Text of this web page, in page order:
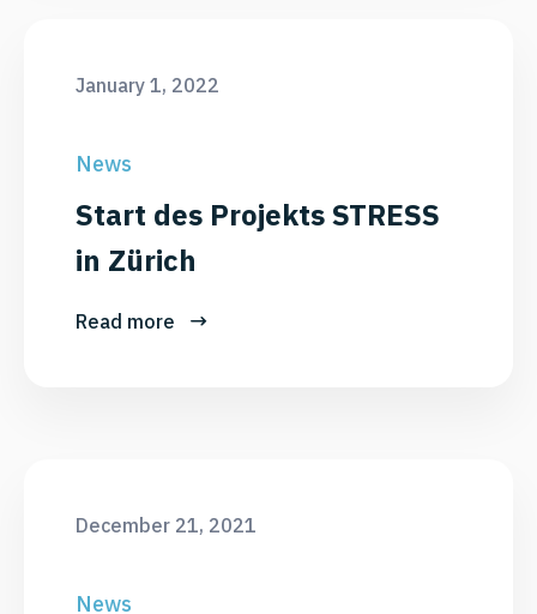
January 1, 2022
News
Start des Projekts STRESS
in Zürich
Read more
December 21, 2021
News